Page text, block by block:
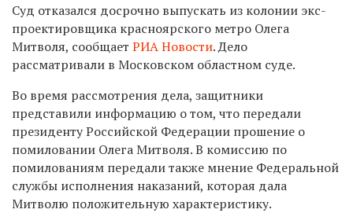
Суд отказался досрочно выпускать из колонии экс-
проектировщика красноярского метро Олега
Митволя, сообщает РИА Новости. Дело
рассматривали в Московском областном суде.
Во время рассмотрения дела, защитники
представили информацию о том, что передали
президенту Российской Федерации прошение о
помиловании Олега Митволя. В комиссию по
помилованиям передали также мнение Федеральной
службы исполнения наказаний, которая дала
Митволю положительную характеристику.